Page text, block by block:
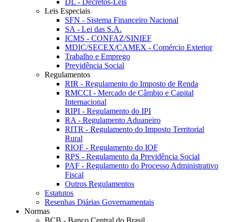
Leis Especiais
SFN - Sistema Financeiro Nacional
SA - Lei das S.A.
ICMS - CONFAZ/SINIEF
MDIC/SECEX/CAMEX - Comércio Exterior
Trabalho e Emprego
Previdência Social
Regulamentos
RIR - Regulamento do Imposto de Renda
RMCCI - Mercado de Câmbio e Capital
Internacional
RIPI - Regulamento do IPI
RA - Regulamento Aduaneiro
RITR - Regulamento do Imposto Territorial
Rural
RIOF - Regulamento do IOF
RPS - Regulamento da Previdência Social
PAF - Regulamento do Processo Administrativo
Fiscal
Outros Regulamentos
Estatutos
Resenhas Diárias Governamentais
Normas
BCB - Banco Central do Brasil